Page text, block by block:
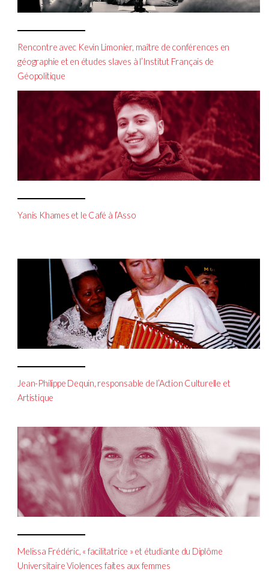
Rencontre avec Kevin Limonier, maître de conférences en
géographie et en études slaves à l’Institut Français de
Géopolitique
Yanis Khames et le Café à l’Asso
Jean-Philippe Dequin, responsable de l’Action Culturelle et
Artistique
Melissa Frédéric, « facilitatrice » et étudiante du Diplôme
Universitaire Violences faites aux femmes